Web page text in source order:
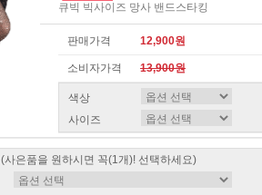
큐빅 빅사이즈 망사 밴드스타킹
판매가격 12,900원
소비자가격 13,900원
색상
사이즈
(사은품을 원하시면 꼭(1개)! 선택하세요)